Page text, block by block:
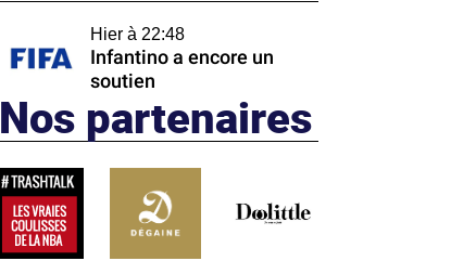
Hier à 22:48
Infantino a encore un
soutien
Nos partenaires